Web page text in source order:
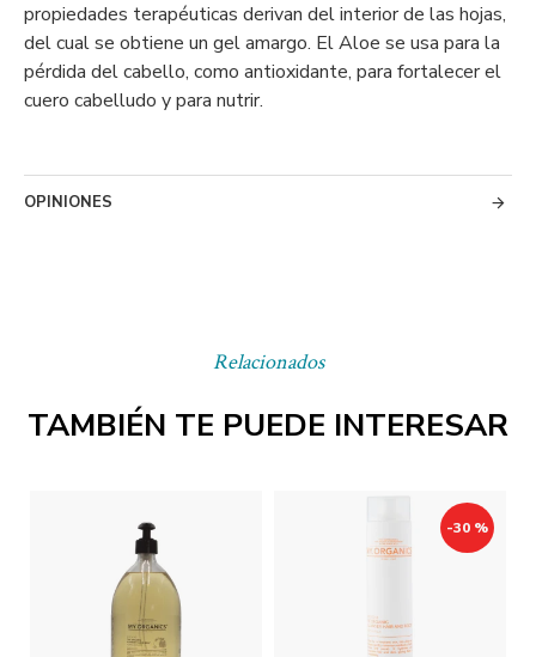
Relacionados
TAMBIÉN TE PUEDE INTERESAR
-30 %
propiedades terapéuticas derivan del interior de las hojas,
del cual se obtiene un gel amargo. El Aloe se usa para la
pérdida del cabello, como antioxidante, para fortalecer el
cuero cabelludo y para nutrir.
OPINIONES